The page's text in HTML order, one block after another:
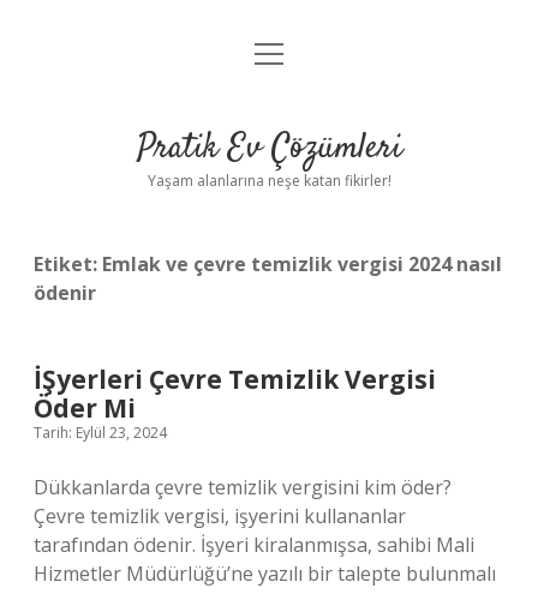
Anasayfa
Yasal Uyarı
menüyü
Pratik Ev Çözümleri
Yaşam alanlarına neşe katan fikirler!
Etiket: Emlak ve çevre temizlik vergisi 2024 nasıl
ödenir
İŞyerleri Çevre Temizlik Vergisi
Öder Mi
Tarih: Eylül 23, 2024
Dükkanlarda çevre temizlik vergisini kim öder?
Çevre temizlik vergisi, işyerini kullananlar
tarafından ödenir. İşyeri kiralanmışsa, sahibi Mali
Hizmetler Müdürlüğü’ne yazılı bir talepte bulunmalı